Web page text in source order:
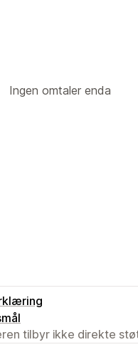
Ingen omtaler enda
tilbyr ikke direkte